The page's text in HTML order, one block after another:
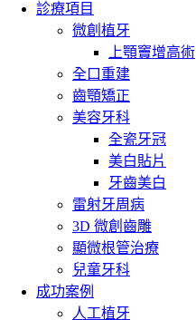
診療項目
微創植牙
上顎竇增高術
全口重建
齒顎矯正
美容牙科
全瓷牙冠
美白貼片
牙齒美白
雷射牙周病
3D 微創齒雕
顯微根管治療
兒童牙科
成功案例
人工植牙